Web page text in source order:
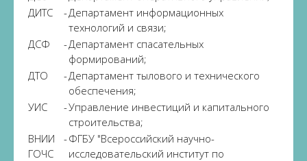
ДИТС
-Департамент информационных
технологий и связи;
ДСФ
-Департамент спасательных
формирований;
ДТО
-Департамент тылового и технического
обеспечения;
УИС
-Управление инвестиций и капитального
строительства;
ВНИИ
ГОЧС
-ФГБУ "Всероссийский научно-
исследовательский институт по